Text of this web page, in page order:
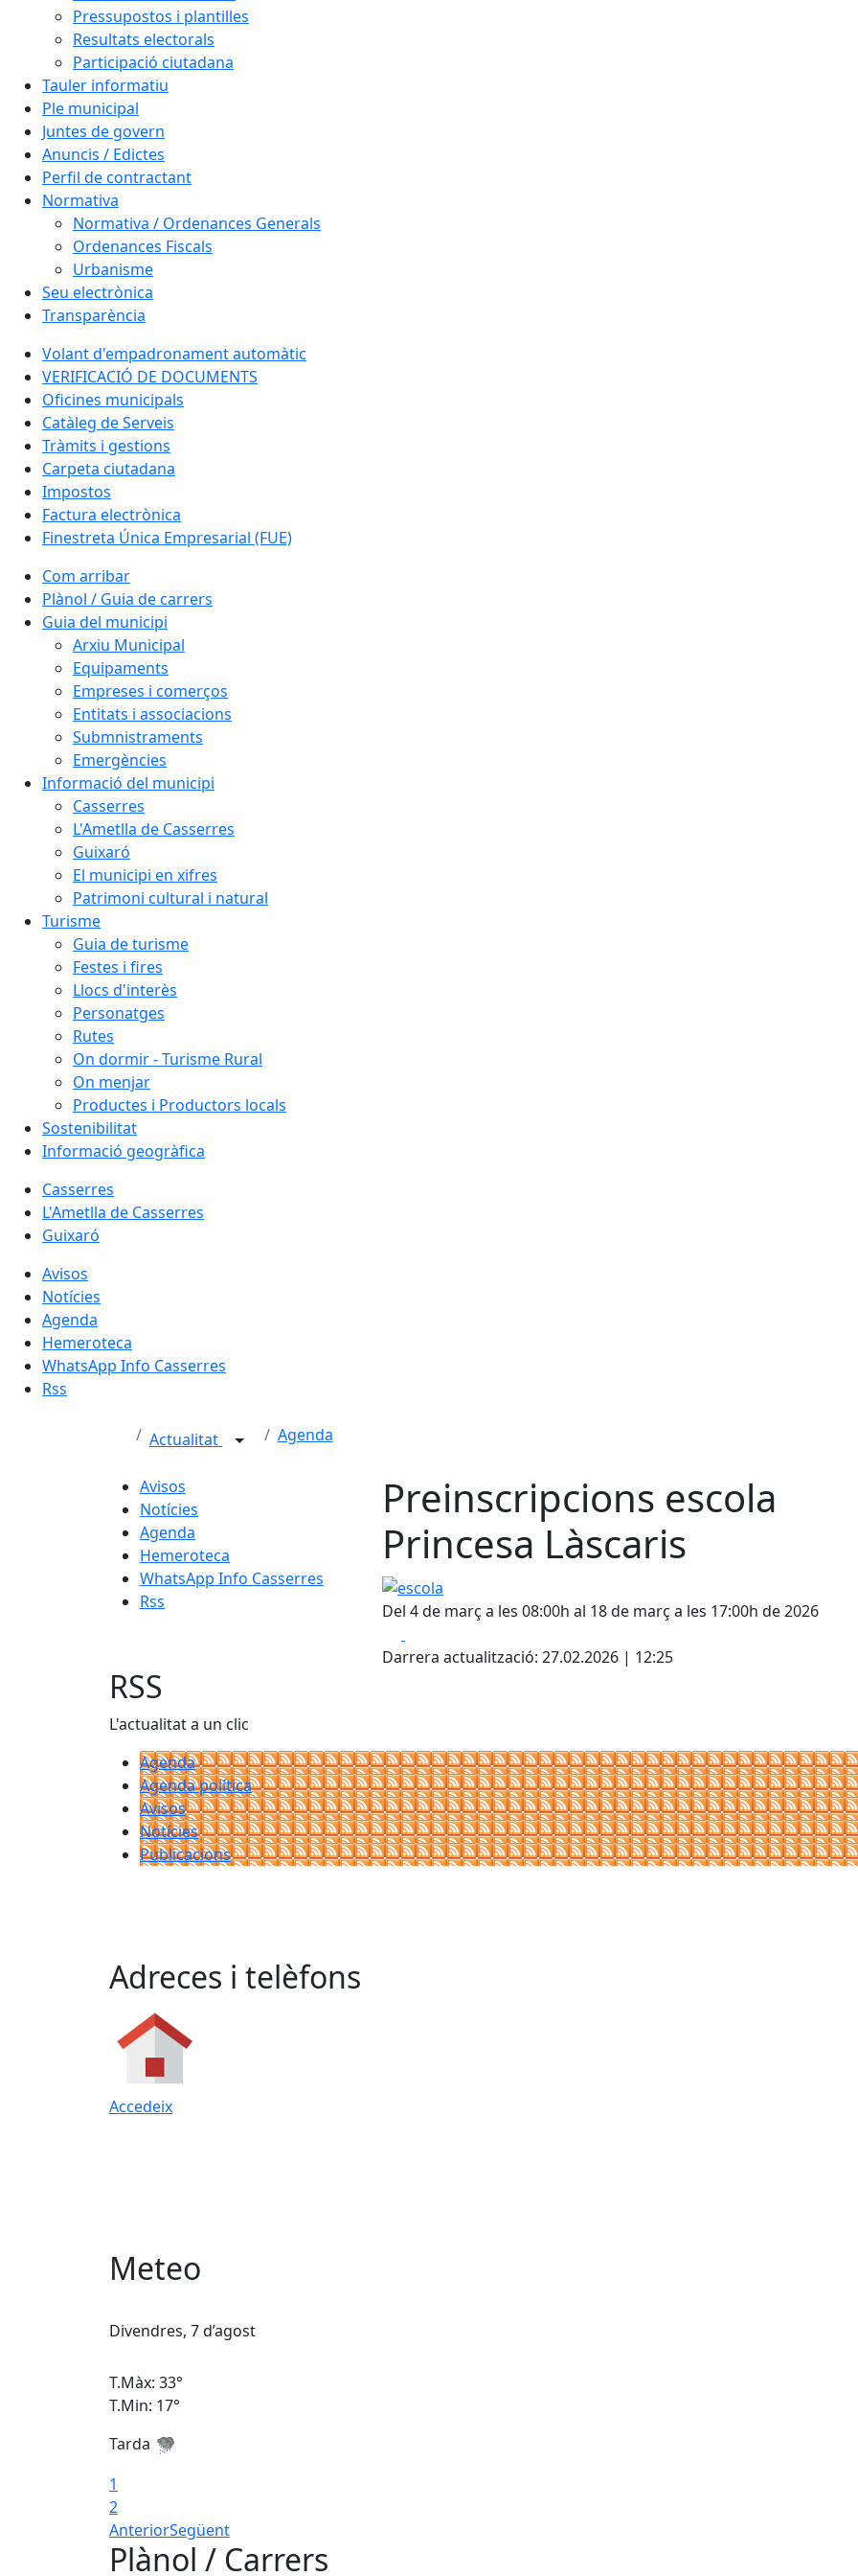
Pressupostos i plantilles
Resultats electorals
Participació ciutadana
Tauler informatiu
Ple municipal
Juntes de govern
Anuncis / Edictes
Perfil de contractant
Normativa
Normativa / Ordenances Generals
Ordenances Fiscals
Urbanisme
Seu electrònica
Transparència
Volant d'empadronament automàtic
VERIFICACIÓ DE DOCUMENTS
Oficines municipals
Catàleg de Serveis
Tràmits i gestions
Carpeta ciutadana
Impostos
Factura electrònica
Finestreta Única Empresarial (FUE)
Com arribar
Plànol / Guia de carrers
Guia del municipi
Arxiu Municipal
Equipaments
Empreses i comerços
Entitats i associacions
Submnistraments
Emergències
Informació del municipi
Casserres
L'Ametlla de Casserres
Guixaró
El municipi en xifres
Patrimoni cultural i natural
Turisme
Guia de turisme
Festes i fires
Llocs d'interès
Personatges
Rutes
On dormir - Turisme Rural
On menjar
Productes i Productors locals
Sostenibilitat
Informació geogràfica
Casserres
L'Ametlla de Casserres
Guixaró
Avisos
Notícies
Agenda
Hemeroteca
WhatsApp Info Casserres
Rss
Actualitat Agenda
Avisos
Notícies
Agenda
Hemeroteca
WhatsApp Info Casserres
Rss
Preinscripcions escola
Princesa Làscaris
escola
Del 4 de març a les 08:00h al 18 de març a les 17:00h de 2026
Darrera actualització: 27.02.2026 | 12:25
RSS
L'actualitat a un clic
Agenda
Agenda política
Avisos
Notícies
Publicacions
Adreces i telèfons
Accedeix
Meteo
Divendres, 7 d’agost
T.Màx: 33°
T.Min: 17°
Tarda
1
2
AnteriorSegüent
Plànol / Carrers